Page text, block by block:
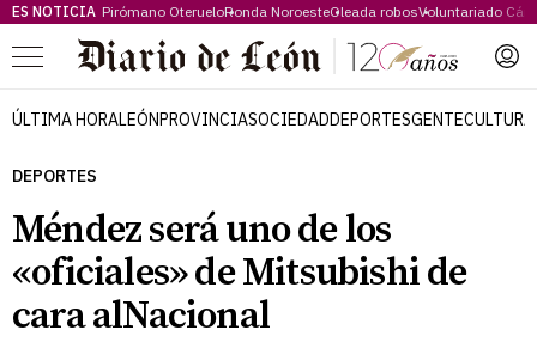
ES NOTICIA Pirómano OterueloRonda NoroesteOleada robosVoluntariado
Menú
ÚLTIMA HORALEÓNPROVINCIASOCIEDADDEPORTESGENTECULTURA
DEPORTES
Méndez será uno de los
«oficiales» de Mitsubishi de
cara alNacional